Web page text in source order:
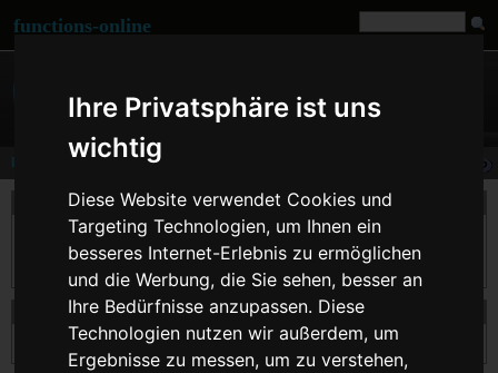
Ihre Privatsphäre ist uns
wichtig
Diese Website verwendet Cookies und
Targeting Technologien, um Ihnen ein
besseres Internet-Erlebnis zu ermöglichen
und die Werbung, die Sie sehen, besser an
Ihre Bedürfnisse anzupassen. Diese
Technologien nutzen wir außerdem, um
Ergebnisse zu messen, um zu verstehen,
functions-online
Beschreibung
Sortiert ein Array nach Schlüsseln in umgekehrter Reihenfolge, wobei die
Zuordnungen zwischen Schlüssel und Wert erhalten bleiben. Dies ist hauptsächlich
Deklaration von krsort
krsort( array &$array [, int $sort_flags ] )